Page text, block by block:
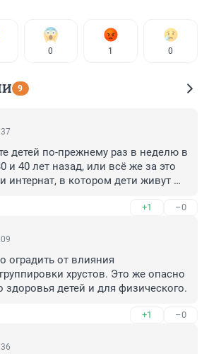
0 1 0
9
детей по-прежнему раз в неделю в
и 40 лет назад, или всё же за это
интернат, в котором дети живут
+1 –0
оградить от влияния
хрустов. Это же опасно
здоровья детей и для физического.
+1 –0